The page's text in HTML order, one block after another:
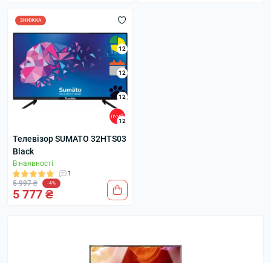
ЗНИЖКА
12
12
12
12
Телевізор SUMATO 32HTS03
Black
В наявності
1
5 997 ₴ -4%
5 777 ₴